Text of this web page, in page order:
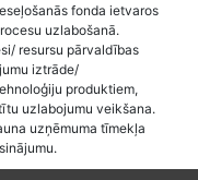
fonda ietvaros
uzlabošanā.
resursu pārvaldības
iztrāde/
produktiem,
uzlabojumu veikšana.
uzņēmuma tīmekļa